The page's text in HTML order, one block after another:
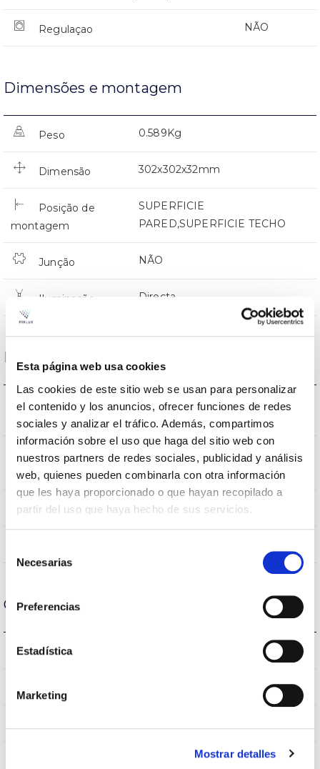
Esta página web usa cookies
Las cookies de este sitio web se usan para personalizar
el contenido y los anuncios, ofrecer funciones de redes
sociales y analizar el tráfico. Además, compartimos
información sobre el uso que haga del sitio web con
nuestros partners de redes sociales, publicidad y análisis
web, quienes pueden combinarla con otra información
que les haya proporcionado o que hayan recopilado a
partir del uso que haya hecho de sus servicios.
Necesarias
Preferencias
Estadística
Marketing
Mostrar detalles
Regulaçao NÃO
Dimensões e montagem
Peso 0.589Kg
Dimensão 302x302x32mm
Posição de
montagem
SUPERFICIE
PARED,SUPERFICIE TECHO
Junção NÃO
Iluminação Directa
Dados ópticos
Temperatura de cor
3000K-4000K-
6500K
CRI Índice de repr.
cromática
80
Angulo de abertura 120
Carcaça e Acabamento
Índice de estanqueidade IP IP20
Intensidade (A) IP40
AL